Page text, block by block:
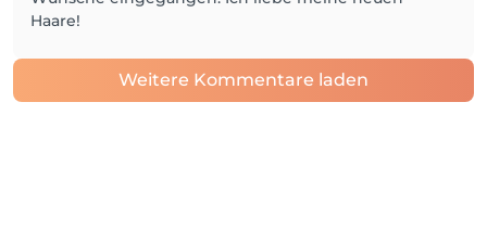
Haare!
Weitere Kommentare laden